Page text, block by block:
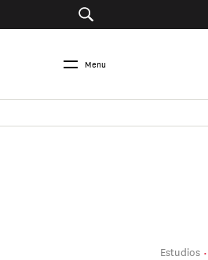
Menu
Estudios